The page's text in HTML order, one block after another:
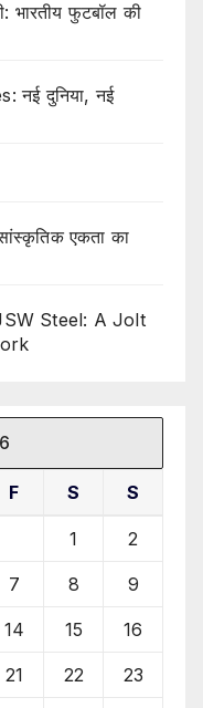
भारतीय फुटबॉल की
नई दुनिया, नई
एकता का
Steel: A Jolt
F S S
1 2
7 8 9
14 15 16
21 22 23